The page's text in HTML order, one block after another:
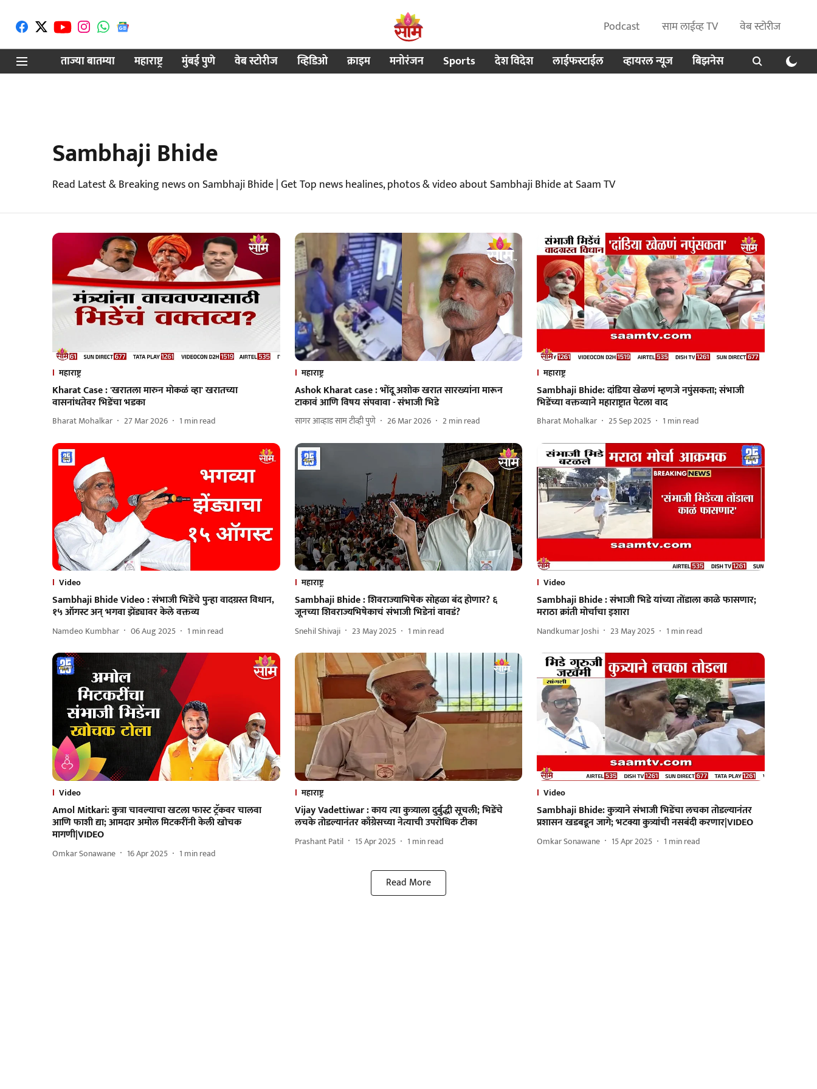
Podcast साम लाईव्ह TV
वेब स्टोरीज
ताज्या बातम्या
महाराष्ट्र मुंबई पुणे वेब स्टोरीज व्हिडिओ क्राइम मनोरंजन Sports देश विदेश लाईफस्टाईल व्हायरल न्यूज बिझनेस
Sambhaji Bhide
Read Latest & Breaking news on Sambhaji Bhide | Get Top news healines, photos & video about Sambhaji Bhide at Saam TV
महाराष्ट्र
Kharat Case : 'खरातला मारुन मोकळं व्हा' खरातच्या
वासनांधतेवर भिडेंचा भडका
Bharat Mohalkar 27 Mar 2026 1 min read
महाराष्ट्र
Ashok Kharat case : भोंदू अशोक खरात सारख्यांना मारून
टाकावं आणि विषय संपवावा - संभाजी भिडे
सागर आव्हाड साम टीव्ही पुणे 26 Mar 2026 2min read
महाराष्ट्र
Sambhaji Bhide: दांडिया खेळणं म्हणजे नपुंसकता; संभाजी
भिडेंच्या वक्तव्याने महाराष्ट्रात पेटला वाद
Bharat Mohalkar 25 Sep 2025 1 min read
Video
Sambhaji Bhide Video : संभाजी भिडेंचे पुन्हा वादग्रस्त विधान,
१५ ऑगस्ट अन् भगवा झेंड्यावर केले वक्तव्य
Namdeo Kumbhar 06 Aug 2025 1 min read
महाराष्ट्र
Sambhaji Bhide : शिवराज्याभिषेक सोहळा बंद होणार? ६
जूनच्या शिवराज्यभिषेकाचं संभाजी भिडेनां वावडं?
Snehil Shivaji 23 May 2025 1 min read
Video
Sambhaji Bhide : संभाजी भिडे यांच्या तोंडाला काळे फासणार;
मराठा क्रांती मोर्चाचा इशारा
Nandkumar Joshi 23 May 2025 1 min read
Video
Amol Mitkari: कुत्रा चावल्याचा खटला फास्ट ट्रॅकवर चालवा
आणि फाशी द्या; आमदार अमोल मिटकरींनी केली खोचक
मागणी|VIDEO
Omkar Sonawane 16 Apr 2025 1 min read
महाराष्ट्र
Vijay Vadettiwar : काय त्या कुत्र्याला दुर्बुद्धी सूचली; भिडेंचे
लचके तोडल्यानंतर काँग्रेसच्या नेत्याची उपरोधिक टीका
Prashant Patil 15 Apr 2025 1 min read
Video
Sambhaji Bhide: कुत्र्याने संभाजी भिडेंचा लचका तोडल्यानंतर
प्रशासन खडबडून जागे; भटक्या कुत्र्यांची नसबंदी करणार|VIDEO
Omkar Sonawane 15 Apr 2025 1 min read
Read More